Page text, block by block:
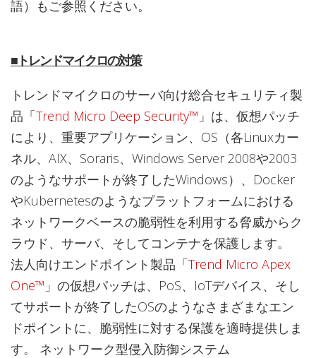
語）もご参照ください。
■トレンドマイクロの対策
トレンドマイクロのサーバ向け総合セキュリティ製
品「Trend Micro Deep Security™ 」は、仮想パッチ
により、重要アプリケーション、OS（各Linuxカー
ネル、AIX、Soraris、Windows Server 2008や2003
のようなサポートが終了したWindows）、Docker
やKubernetesのようなプラットフォームにおける
ネットワークベースの脆弱性を利用する脅威からク
ラウド、サーバ、そしてコンテナを保護します。
法人向けエンドポイント製品「Trend Micro Apex
One™ 」の仮想パッチは、PoS、IoTデバイス、そし
てサポートが終了したOSのようなさまざまなエン
ドポイントに、脆弱性に対する保護を適時提供しま
す。 ネットワーク型侵入防御システム